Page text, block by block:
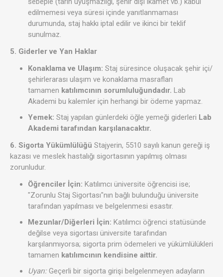
edilmemesi veya süresi içinde yanıtlanmaması
durumunda, staj hakkı iptal edilir ve ikinci bir teklif
sunulmaz.
5. Giderler ve Yan Haklar
Konaklama ve Ulaşım: Staj süresince oluşacak şehir içi/
şehirlerarası ulaşım ve konaklama masrafları
tamamen katılımcının sorumluluğundadır. Lab
Akademi bu kalemler için herhangi bir ödeme yapmaz.
Yemek: Staj yapılan günlerdeki öğle yemeği giderleri Lab
Akademi tarafından karşılanacaktır.
6. Sigorta Yükümlülüğü Stajyerin, 5510 sayılı kanun gereği iş
kazası ve meslek hastalığı sigortasının yapılmış olması
zorunludur.
Öğrenciler İçin: Katılımcı üniversite öğrencisi ise;
"Zorunlu Staj Sigortası"nın bağlı bulunduğu üniversite
tarafından yapılması ve belgelenmesi esastır.
Mezunlar/Diğerleri İçin: Katılımcı öğrenci statüsünde
değilse veya sigortası üniversite tarafından
karşılanmıyorsa; sigorta prim ödemeleri ve yükümlülükleri
tamamen katılımcının kendisine aittir.
Uyarı:Geçerli bir sigorta girişi belgelenmeyen adayların